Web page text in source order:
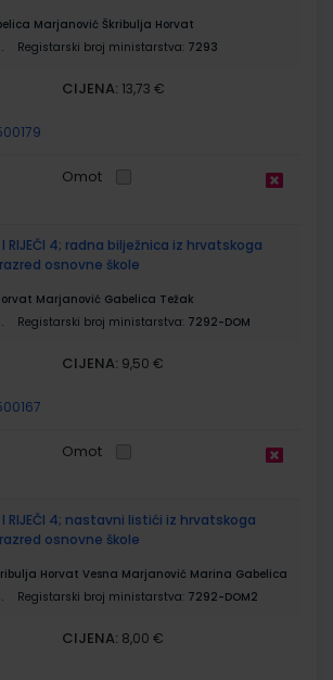
Marjanović Škribulja Horvat
Registarski broj ministarstva: 7293
CIJENA: 13,73 €
Omot
I RIJEČI 4; radna bilježnica iz hrvatskoga
osnovne škole
Marjanović Gabelica Težak
Registarski broj ministarstva: 7292-DOM
CIJENA: 9,50 €
Omot
I RIJEČI 4; nastavni listići iz hrvatskoga
osnovne škole
Horvat Vesna Marjanović Marina Gabelica
Registarski broj ministarstva: 7292-DOM2
CIJENA: 8,00 €